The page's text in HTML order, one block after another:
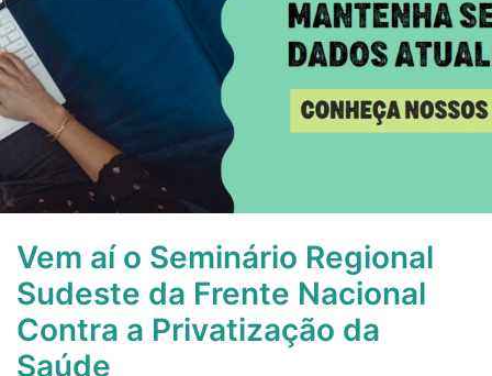
Vem aí o Seminário Regional
Sudeste da Frente Nacional
Contra a Privatização da
Saúde